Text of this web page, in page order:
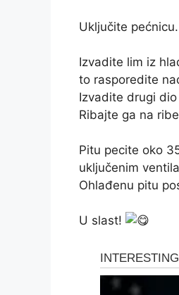
Uključite pećnicu.
Izvadite lim iz
to rasporedite
Izvadite drugi
Ribajte ga na
Pitu pecite oko
uključenim
Ohlađenu pitu
U slast!